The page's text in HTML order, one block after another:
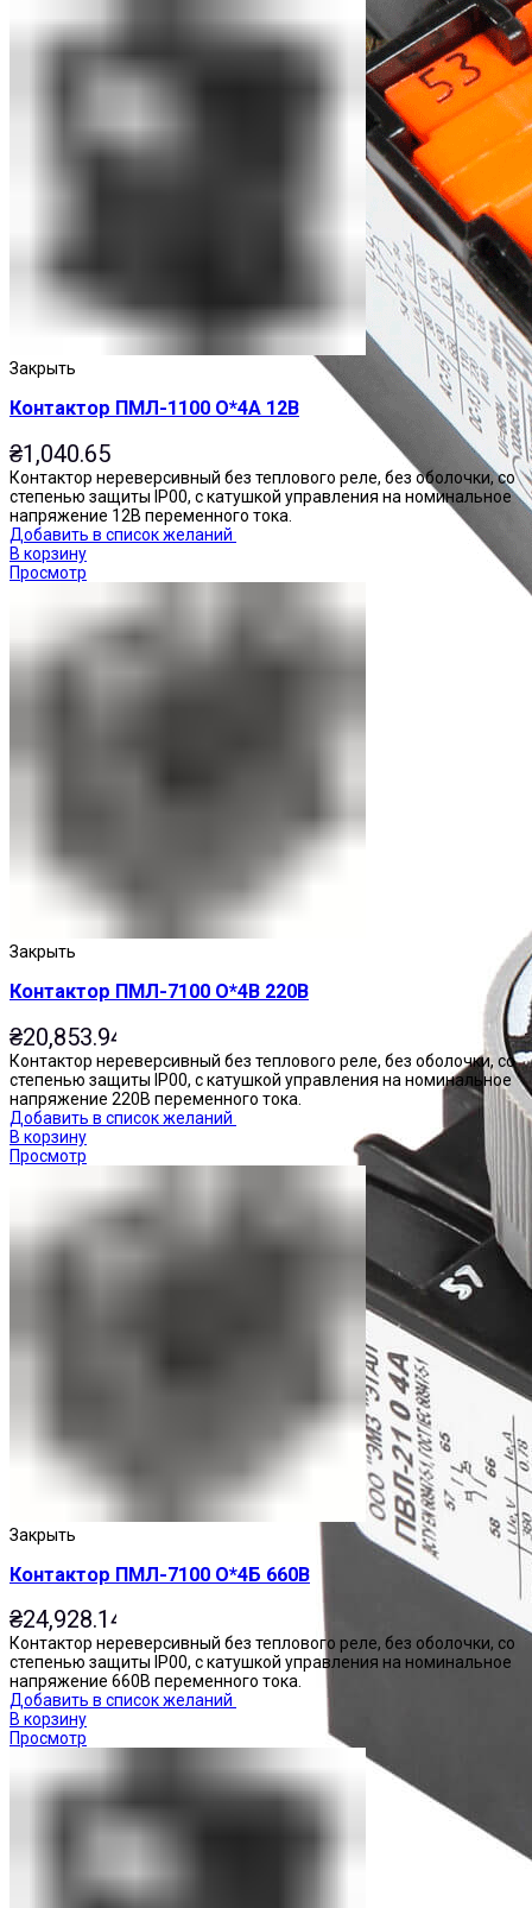
Закрыть
Контактор ПМЛ-1100 О*4А 12В
₴1,040.65
Контактор нереверсивный без теплового реле, без оболочки, со
степенью защиты IP00, с катушкой управления на номинальное
напряжение 12В переменного тока.
Добавить в список желаний
В корзину
Просмотр
Закрыть
Контактор ПМЛ-7100 О*4В 220В
₴20,853.94
Контактор нереверсивный без теплового реле, без оболочки, со
степенью защиты IP00, с катушкой управления на номинальное
напряжение 220В переменного тока.
Добавить в список желаний
В корзину
Просмотр
Закрыть
Контактор ПМЛ-7100 О*4Б 660В
₴24,928.14
Контактор нереверсивный без теплового реле, без оболочки, со
степенью защиты IP00, с катушкой управления на номинальное
напряжение 660В переменного тока.
Добавить в список желаний
В корзину
Просмотр